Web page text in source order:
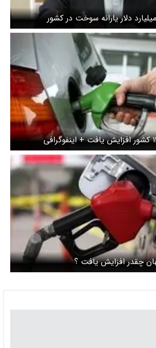
چقدر افزایش یافت ؟